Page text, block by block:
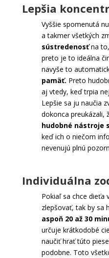
Lepšia
Vyššie spomenutá
a takmer všetkých
sústredenosťna to,
preto je to ideálna
navyše to
pamäť. Preto
aj vtedy, keď trpia
Lepšie sa ju naučia
dokonca preukázali,
hudobné nástroje
keď ich o niečom
nevenujú plnú
Individuálna
Pokiaľ sa chce dieťa
zlepšovať, tak by sa
aspoň 20 až 30
určuje krátkodobé
naučiť hrať túto
podobne. Toto